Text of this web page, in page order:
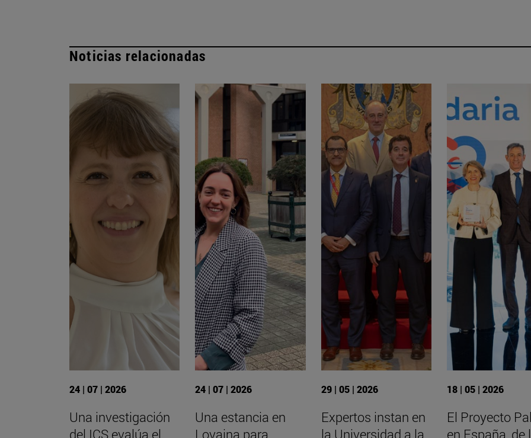
Noticias relacionadas
24 | 07 | 2026
Una investigación
del ICS evalúa el
24 | 07 | 2026
Una estancia en
Lovaina para
29 | 05 | 2026
Expertos instan en
la Universidad a la
18 | 05 | 2026
El Proyecto
en España, de